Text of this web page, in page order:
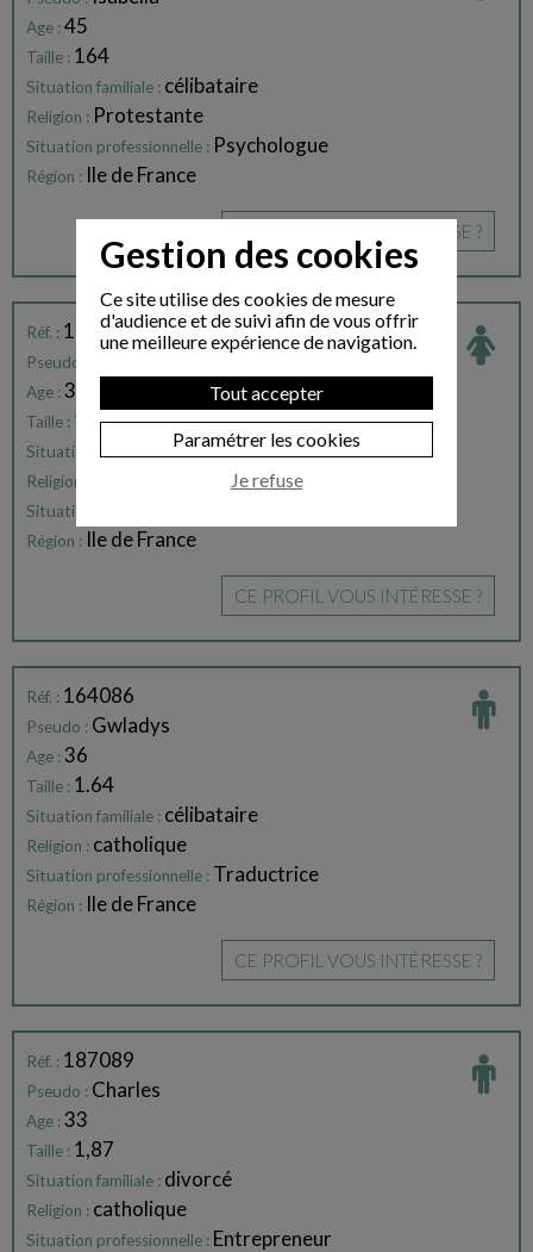
Age :45
Taille : 164
Situation familiale : célibataire
Religion : Protestante
Situation professionnelle : Psychologue
Région : Ile de France
CE PROFIL VOUS INTÉRESSE ?
Réf. : 173090
Pseudo :
Age :32
Taille : 1,73
Situation familiale : Célibataire
Religion :
Situation professionnelle :
Région : Ile de France
CE PROFIL VOUS INTÉRESSE ?
Réf. : 164086
Pseudo : Gwladys
Age :36
Taille : 1.64
Situation familiale : célibataire
Religion : catholique
Situation professionnelle : Traductrice
Région : Ile de France
CE PROFIL VOUS INTÉRESSE ?
Réf. : 187089
Pseudo : Charles
Age :33
Taille : 1,87
Situation familiale : divorcé
Religion : catholique
Situation professionnelle : Entrepreneur
Gestion des cookies
Ce site utilise des cookies de mesure
d'audience et de suivi afin de vous offrir
une meilleure expérience de navigation.
Tout accepter
Paramétrer les cookies
Je refuse